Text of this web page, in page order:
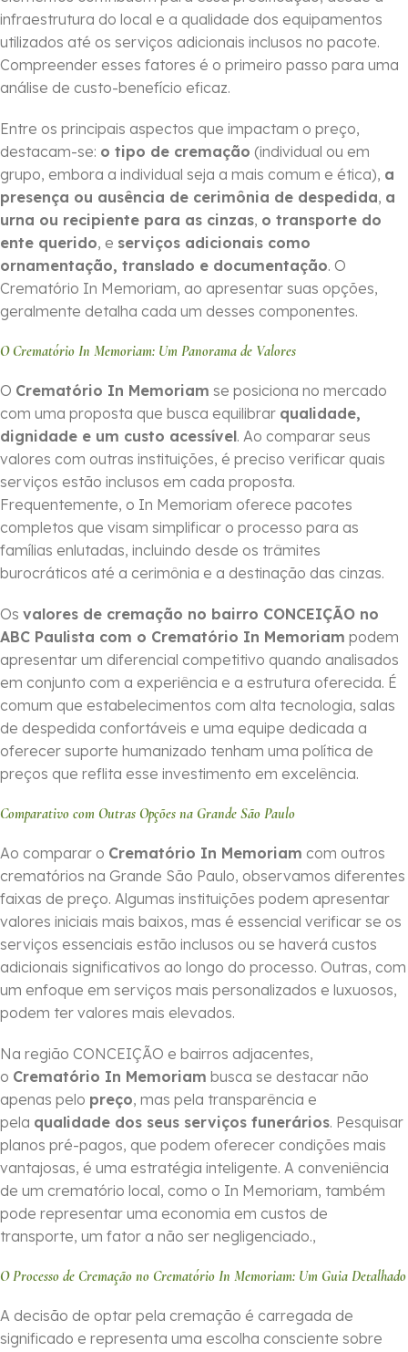
infraestrutura do local e a qualidade dos equipamentos
utilizados até os serviços adicionais inclusos no pacote.
Compreender esses fatores é o primeiro passo para uma
análise de custo-benefício eficaz.
Entre os principais aspectos que impactam o preço,
destacam-se: o tipo de cremação (individual ou em
grupo, embora a individual seja a mais comum e ética), a
presença ou ausência de cerimônia de despedida, a
urna ou recipiente para as cinzas, o transporte do
ente querido, e serviços adicionais como
ornamentação, translado e documentação. O
Crematório In Memoriam, ao apresentar suas opções,
geralmente detalha cada um desses componentes.
O Crematório In Memoriam: Um Panorama de Valores
O Crematório In Memoriam se posiciona no mercado
com uma proposta que busca equilibrar qualidade,
dignidade e um custo acessível. Ao comparar seus
valores com outras instituições, é preciso verificar quais
serviços estão inclusos em cada proposta.
Frequentemente, o In Memoriam oferece pacotes
completos que visam simplificar o processo para as
famílias enlutadas, incluindo desde os trâmites
burocráticos até a cerimônia e a destinação das cinzas.
Os valores de cremação no bairro CONCEIÇÃO no
ABC Paulista com o Crematório In Memoriam podem
apresentar um diferencial competitivo quando analisados
em conjunto com a experiência e a estrutura oferecida. É
comum que estabelecimentos com alta tecnologia, salas
de despedida confortáveis e uma equipe dedicada a
oferecer suporte humanizado tenham uma política de
preços que reflita esse investimento em excelência.
Comparativo com Outras Opções na Grande São Paulo
Ao comparar o Crematório In Memoriam com outros
crematórios na Grande São Paulo, observamos diferentes
faixas de preço. Algumas instituições podem apresentar
valores iniciais mais baixos, mas é essencial verificar se os
serviços essenciais estão inclusos ou se haverá custos
adicionais significativos ao longo do processo. Outras, com
um enfoque em serviços mais personalizados e luxuosos,
podem ter valores mais elevados.
Na região CONCEIÇÃO e bairros adjacentes,
o Crematório In Memoriam busca se destacar não
apenas pelo preço, mas pela transparência e
pela qualidade dos seus serviços funerários. Pesquisar
planos pré-pagos, que podem oferecer condições mais
vantajosas, é uma estratégia inteligente. A conveniência
de um crematório local, como o In Memoriam, também
pode representar uma economia em custos de
transporte, um fator a não ser negligenciado.,
O Processo de Cremação no Crematório In Memoriam: Um Guia Detalhado
A decisão de optar pela cremação é carregada de
significado e representa uma escolha consciente sobre